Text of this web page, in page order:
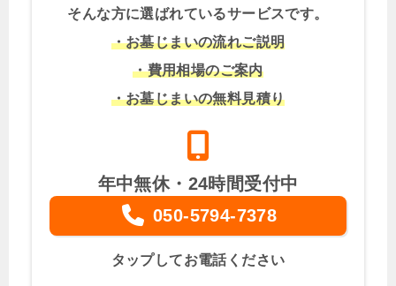
そんな方に選ばれているサービスです。
・お墓じまいの流れご説明
・費用相場のご案内
・お墓じまいの無料見積り
年中無休・24時間受付中
050-5794-7378
タップしてお電話ください